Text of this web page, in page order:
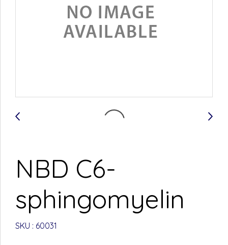
NBD C6-
sphingomyelin
SKU : 60031